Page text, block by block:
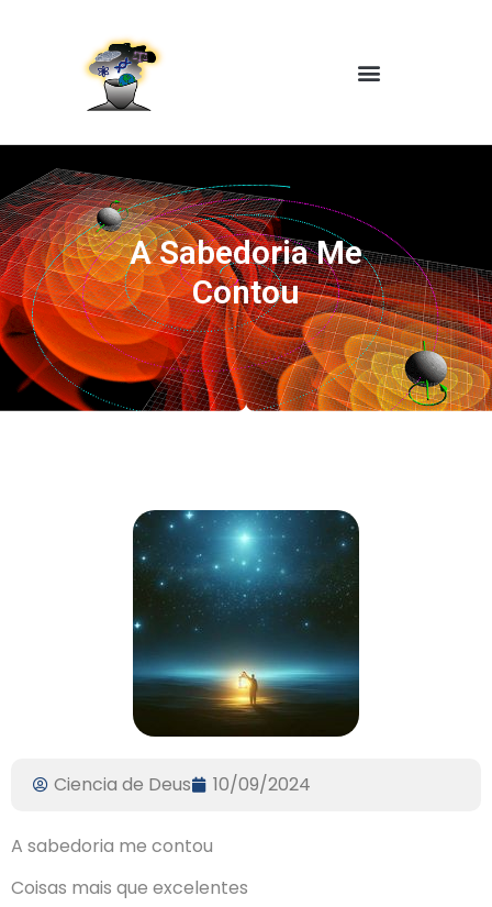
A Sabedoria Me
Contou
Ciencia de Deus 10/09/2024
A sabedoria me contou
Coisas mais que excelentes